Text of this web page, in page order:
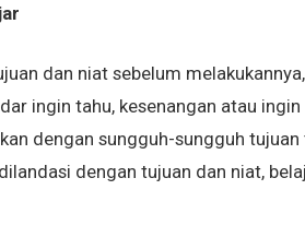
dan niat sebelum
ingin tahu, kesenangan atau
dengan sungguh-sungguh
dengan tujuan dan niat,